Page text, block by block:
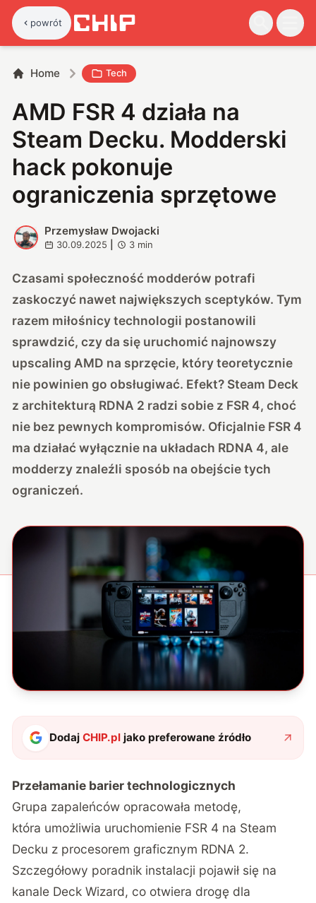
powrót
Home Tech
AMD FSR 4 działa na
Steam Decku. Modderski
hack pokonuje
ograniczenia sprzętowe
P
Przemysław Dwojacki
30.09.2025 3 min
Czasami społeczność modderów potrafi
zaskoczyć nawet największych sceptyków. Tym
razem miłośnicy technologii postanowili
sprawdzić, czy da się uruchomić najnowszy
upscaling AMD na sprzęcie, który teoretycznie
nie powinien go obsługiwać. Efekt? Steam Deck
z architekturą RDNA 2 radzi sobie z FSR 4, choć
nie bez pewnych kompromisów. Oficjalnie FSR 4
ma działać wyłącznie na układach RDNA 4, ale
modderzy znaleźli sposób na obejście tych
ograniczeń.
DodajCHIP.pl jako preferowane źródło
Przełamanie barier technologicznych
Grupa zapaleńców opracowała metodę,
która umożliwia uruchomienie FSR 4 na Steam
Decku z procesorem graficznym RDNA 2.
Szczegółowy poradnik instalacji pojawił się na
kanale Deck Wizard, co otwiera drogę dla